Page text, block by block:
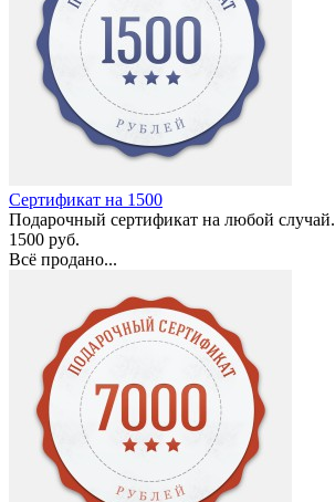
Сертификат на 1500
Подарочный сертификат на любой случай.
1500 руб.
Всё продано...